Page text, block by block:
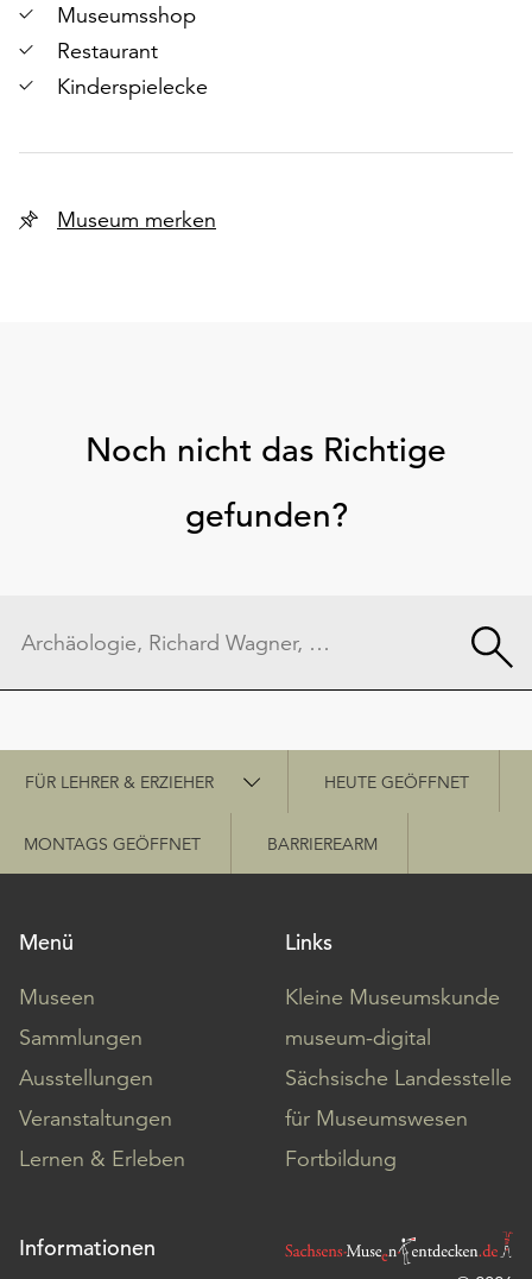
Museumsshop
Restaurant
Kinderspielecke
Museum merken
Noch nicht das Richtige
gefunden?
Schnellzugriff
FÜR LEHRER & ERZIEHER HEUTE GEÖFFNET
MONTAGS GEÖFFNET BARRIEREARM
Menü
Museen
Sammlungen
Ausstellungen
Veranstaltungen
Lernen & Erleben
Links
Kleine Museumskunde
museum-digital
Sächsische Landesstelle
für Museumswesen
Fortbildung
Informationen